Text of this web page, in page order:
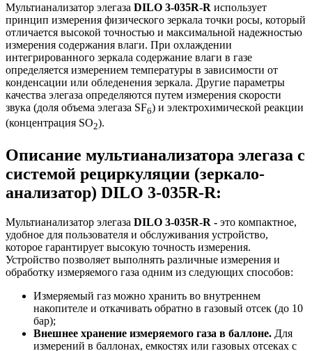
Мультианализатор элегаза DILO 3-035R-R использует
принцип измерения физического зеркала точки росы, который
отличается высокой точностью и максимальной надежностью
измерения содержания влаги. При охлаждении
интегрированного зеркала содержание влаги в газе
определяется измерением температуры в зависимости от
конденсации или обледенения зеркала. Другие параметры
качества элегаза определяются путем измерения скорости
звука (доля объема элегаза SF6) и электрохимической реакции
(концентрация SO2).
Описание мультианализатора элегаза с
системой рециркуляции (зеркало-
анализатор) DILO 3-035R-R:
Мультианализатор элегаза DILO 3-035R-R - это компактное,
удобное для пользователя и обслуживания устройство,
которое гарантирует высокую точность измерения.
Устройство позволяет выполнять различные измерения и
обработку измеряемого газа одним из следующих способов:
Измеряемый газ можно хранить во внутреннем
накопителе и откачивать обратно в газовый отсек (до 10
бар);
Внешнее хранение измеряемого газа в баллоне. Для
измерений в баллонах, емкостях или газовых отсеках с